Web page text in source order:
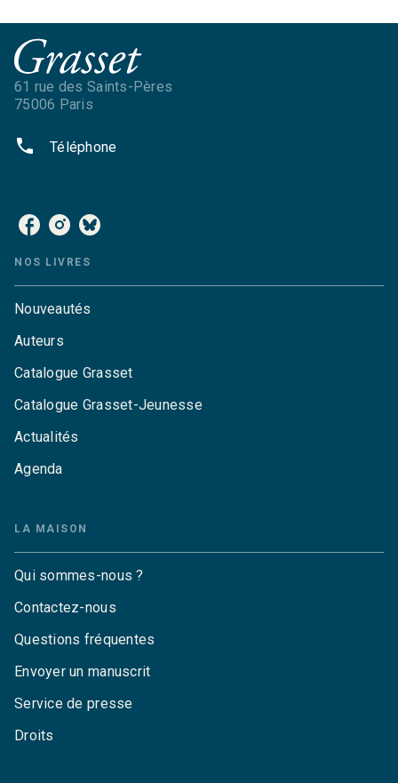
61 rue des Saints-Pères
75006 Paris
phone Téléphone
NOS LIVRES
Nouveautés
Auteurs
Catalogue Grasset
Catalogue Grasset-Jeunesse
Actualités
Agenda
LA MAISON
Qui sommes-nous ?
Contactez-nous
Questions fréquentes
Envoyer un manuscrit
Service de presse
Droits